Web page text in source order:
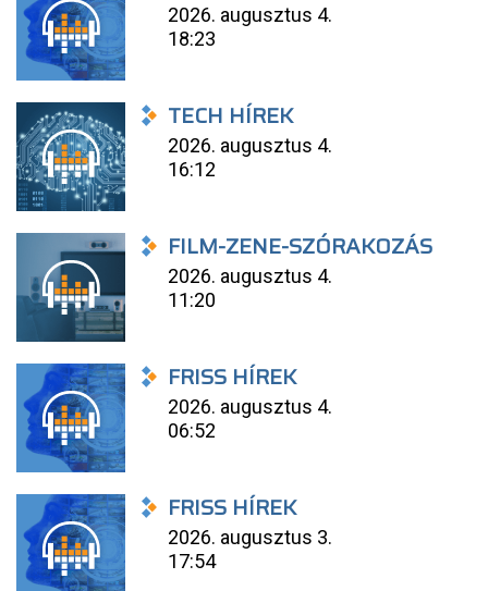
2026. augusztus 4.
18:23
TECH HÍREK
2026. augusztus 4.
16:12
FILM-ZENE-SZÓRAKOZÁS
2026. augusztus 4.
11:20
FRISS HÍREK
2026. augusztus 4.
06:52
FRISS HÍREK
2026. augusztus 3.
17:54